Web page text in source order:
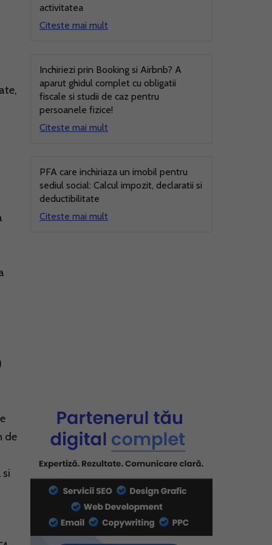
de
activitatea
Citeste mai mult
Inchiriezi prin Booking si Airbnb? A
aparut ghidul complet cu obligatii
fiscale si studii de caz pentru
persoanele fizice!
Citeste mai mult
PFA care inchiriaza un imobil pentru
sediul social: Calcul impozit, declaratii si
deductibilitate
Citeste mai mult